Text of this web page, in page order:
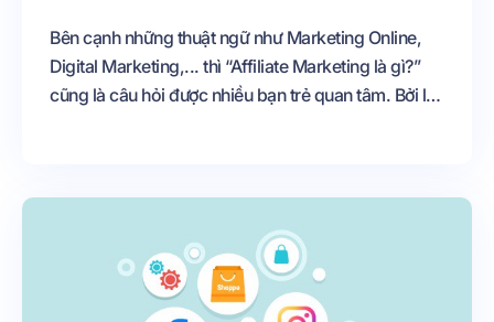
Bên cạnh những thuật ngữ như Marketing Online,
Digital Marketing,... thì “Affiliate Marketing là gì?”
cũng là câu hỏi được nhiều bạn trẻ quan tâm. Bởi lẽ,